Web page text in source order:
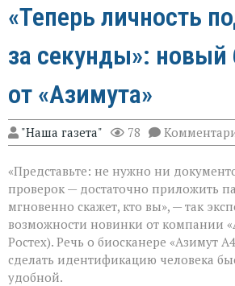
«Теперь личность
за секунды»: новый
от «Азимута»
"Наша газета" 78
«Представьте: не нужно ни
проверок — достаточно приложить
мгновенно скажет, кто вы», — так
возможности новинки от компании
Ростех). Речь о биосканере «Азимут
сделать идентификацию человека
удобной.